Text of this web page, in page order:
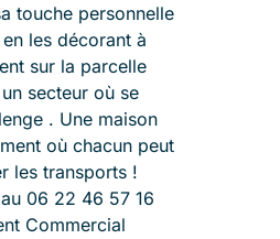
touche personnelle
les décorant à
sur la parcelle
secteur où se
. Une maison
où chacun peut
les transports !
06 22 46 57 16
Commercial